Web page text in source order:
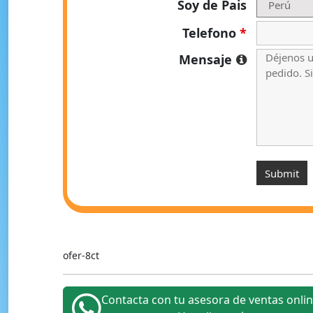
Soy de Pais
Telefono*
Mensaje
ofer-8ct
Contacta con tu asesora de ventas